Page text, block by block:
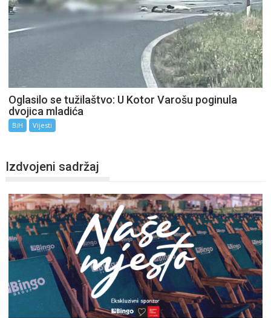
Oglasilo se tužilaštvo: U Kotor Varošu poginula
dvojica mladića
BiH Vijesti
Izdvojeni sadržaj